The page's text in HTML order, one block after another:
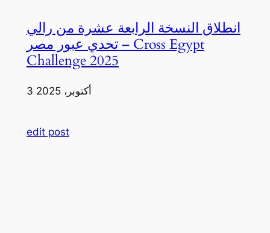
انطلاق النسخة الرابعة عشرة من رالي
تحدي عبور مصر – Cross Egypt
Challenge 2025
3 أكتوبر، 2025
edit post